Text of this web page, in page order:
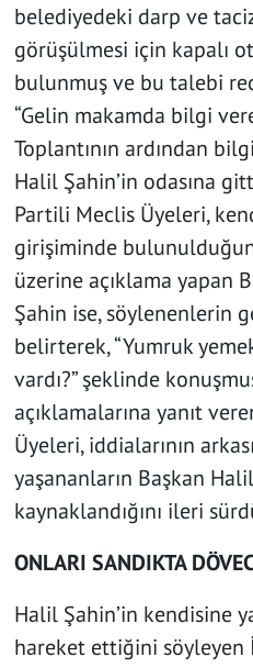
belediyedeki darp ve
görüşülmesi için kapalı
bulunmuş ve bu talebi
“Gelin makamda bilgi
Toplantının ardından
Halil Şahin’in odasına
Partili Meclis Üyeleri,
girişiminde
üzerine açıklama yapan
Şahin ise, söylenenlerin
belirterek, “Yumruk
vardı?” şeklinde
açıklamalarına yanıt
Üyeleri, iddialarının
yaşananların Başkan
kaynaklandığını ileri
ONLARI SANDIKTA
Halil Şahin’in kendisine
hareket ettiğini söyleyen